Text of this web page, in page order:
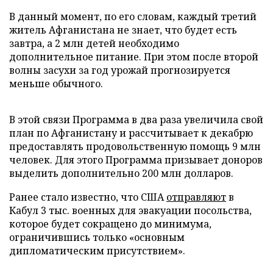
В данный момент, по его словам, каждый третий
житель Афганистана не знает, что будет есть
завтра, а 2 млн детей необходимо
дополнительное питание. При этом после второй
волны засухи за год урожай прогнозируется
меньше обычного.
В этой связи Программа в два раза увеличила свой
план по Афганистану и рассчитывает к декабрю
предоставлять продовольственную помощь 9 млн
человек. Для этого Программа призывает доноров
выделить дополнительно 200 млн долларов.
Ранее стало известно, что СШАотправляютв
Кабул 3 тыс. военных для эвакуации посольства,
которое будет сокращено до минимума,
ограничившись только «основным
дипломатическим присутствием».